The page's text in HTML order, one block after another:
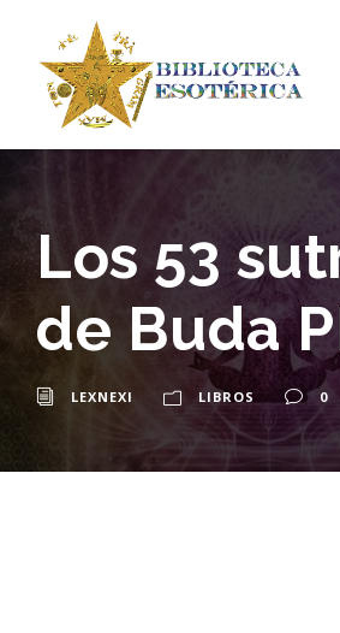
Los 53
de Buda
LEXNEXI LIBROS 0